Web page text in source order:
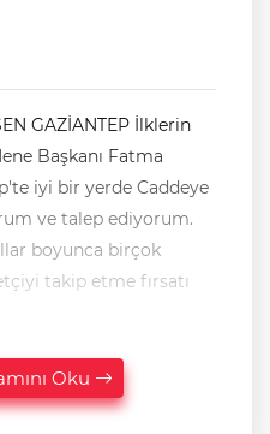
İlklerin
Başkanı Fatma
iyi bir yerde Caddeye
ve talep ediyorum.
boyunca birçok
takip etme fırsatı
Oku